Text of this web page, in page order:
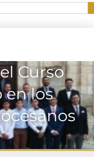
Curso
en los